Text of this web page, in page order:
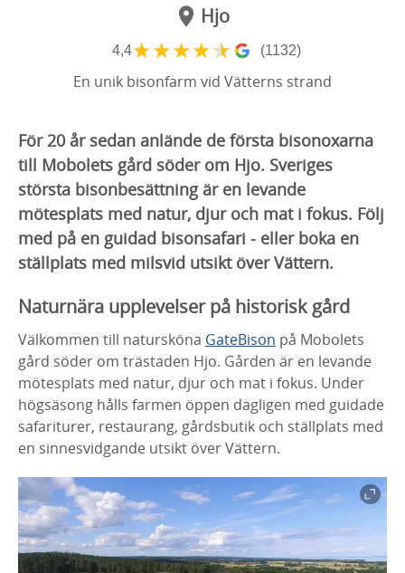
Hjo
4,4★★★★★ (1132)
En unik bisonfarm vid Vätterns strand
För 20 år sedan anlände de första bisonoxarna
till Mobolets gård söder om Hjo. Sveriges
största bisonbesättning är en levande
mötesplats med natur, djur och mat i fokus. Följ
med på en guidad bisonsafari - eller boka en
ställplats med milsvid utsikt över Vättern.
Naturnära upplevelser på historisk gård
Välkommen till natursköna GateBison på Mobolets
gård söder om trästaden Hjo. Gården är en levande
mötesplats med natur, djur och mat i fokus. Under
högsäsong hålls farmen öppen dagligen med guidade
safariturer, restaurang, gårdsbutik och ställplats med
en sinnesvidgande utsikt över Vättern.